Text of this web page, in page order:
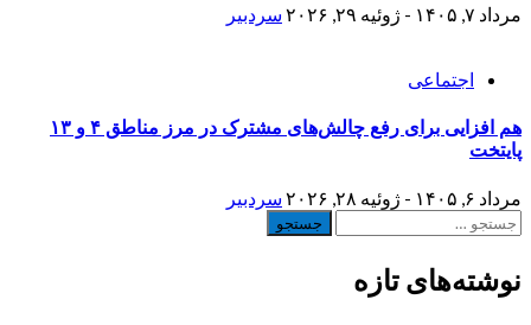
مرداد ۷, ۱۴۰۵ - ژوئیه ۲۹, ۲۰۲۶ سردبیر
اجتماعی
هم افزایی برای رفع چالش‌های مشترک در مرز مناطق ۴ و ۱۳
پایتخت
مرداد ۶, ۱۴۰۵ - ژوئیه ۲۸, ۲۰۲۶
سردبیر
جستجو
نوشته‌های تازه